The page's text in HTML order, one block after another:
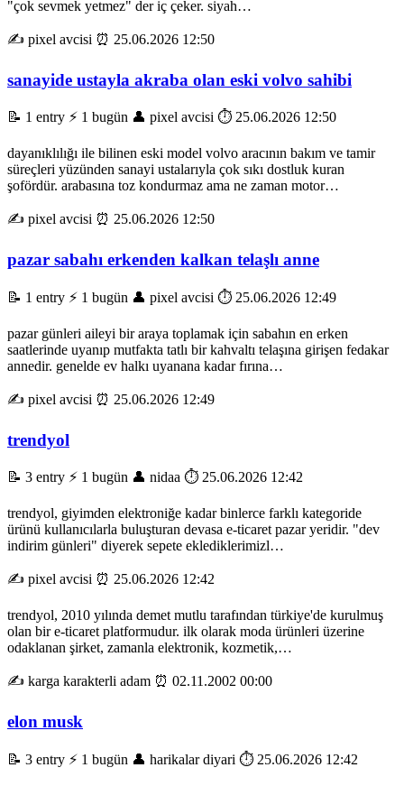
"çok sevmek yetmez" der iç çeker. siyah…
✍️ pixel avcisi ⏰ 25.06.2026 12:50
sanayide ustayla akraba olan eski volvo sahibi
📝 1 entry ⚡ 1 bugün 👤 pixel avcisi ⏱️ 25.06.2026 12:50
dayanıklılığı ile bilinen eski model volvo aracının bakım ve tamir
süreçleri yüzünden sanayi ustalarıyla çok sıkı dostluk kuran
şofördür. arabasına toz kondurmaz ama ne zaman motor…
✍️ pixel avcisi ⏰ 25.06.2026 12:50
pazar sabahı erkenden kalkan telaşlı anne
📝 1 entry ⚡ 1 bugün 👤 pixel avcisi ⏱️ 25.06.2026 12:49
pazar günleri aileyi bir araya toplamak için sabahın en erken
saatlerinde uyanıp mutfakta tatlı bir kahvaltı telaşına girişen fedakar
annedir. genelde ev halkı uyanana kadar fırına…
✍️ pixel avcisi ⏰ 25.06.2026 12:49
trendyol
📝 3 entry ⚡ 1 bugün 👤 nidaa ⏱️ 25.06.2026 12:42
trendyol, giyimden elektroniğe kadar binlerce farklı kategoride
ürünü kullanıcılarla buluşturan devasa e-ticaret pazar yeridir. "dev
indirim günleri" diyerek sepete eklediklerimizl…
✍️ pixel avcisi ⏰ 25.06.2026 12:42
trendyol, 2010 yılında demet mutlu tarafından türkiye'de kurulmuş
olan bir e-ticaret platformudur. ilk olarak moda ürünleri üzerine
odaklanan şirket, zamanla elektronik, kozmetik,…
✍️ karga karakterli adam ⏰ 02.11.2002 00:00
elon musk
📝 3 entry ⚡ 1 bugün 👤 harikalar diyari ⏱️ 25.06.2026 12:42